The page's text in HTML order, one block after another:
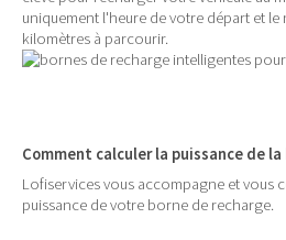
uniquement l'heure de votre départ et
kilomètres à parcourir.
Comment calculer la puissance de
Lofiservices vous accompagne et vous
puissance de votre borne de recharge.